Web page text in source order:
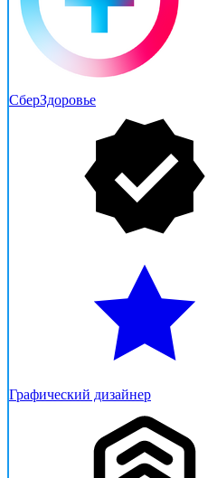
СберЗдоровье
Графический дизайнер